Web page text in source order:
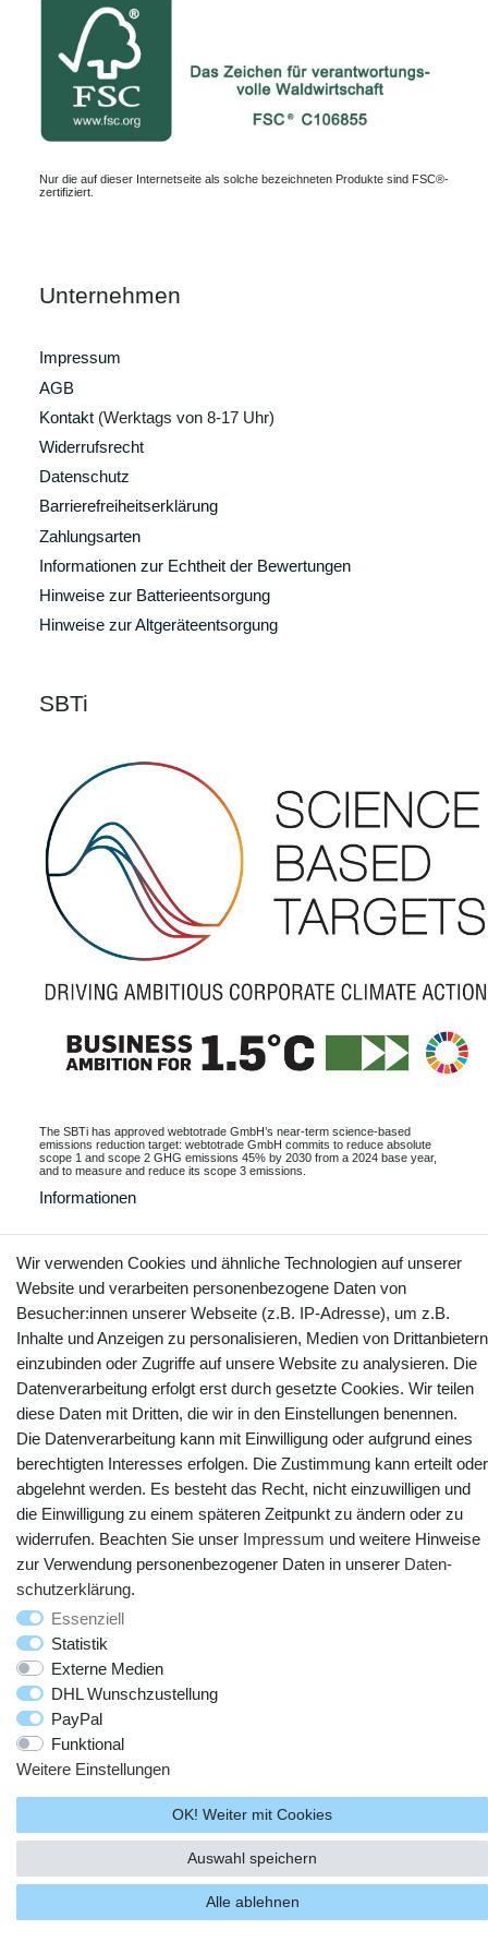
Nur die auf dieser Internetseite als solche bezeichneten Produkte sind FSC®-
zertifiziert.
Unternehmen
Impressum
AGB
Kontakt (Werktags von 8-17 Uhr)
Widerrufsrecht
Datenschutz
Barrierefreiheitserklärung
Zahlungsarten
Informationen zur Echtheit der Bewertungen
Hinweise zur Batterieentsorgung
Hinweise zur Altgeräteentsorgung
SBTi
The SBTi has approved webtotrade GmbH’s near-term science-based
emissions reduction target: webtotrade GmbH commits to reduce absolute
scope 1 and scope 2 GHG emissions 45% by 2030 from a 2024 base year,
and to measure and reduce its scope 3 emissions.
Informationen
Vertrag widerrufen Kontakt
YouTube Facebook Instagram
© Copyright 2025 webtotrade GmbH. Alle Rechte vorbehalten.
Wir verwenden Cookies und ähnliche Technologien auf unserer
Website und verarbeiten personenbezogene Daten von
Besucher:innen unserer Webseite (z.B. IP-Adresse), um z.B.
Inhalte und Anzeigen zu personalisieren, Medien von Drittanbietern
einzubinden oder Zugriffe auf unsere Website zu analysieren. Die
Datenverarbeitung erfolgt erst durch gesetzte Cookies. Wir teilen
diese Daten mit Dritten, die wir in den Einstellungen benennen.
Die Datenverarbeitung kann mit Einwilligung oder aufgrund eines
berechtigten Interesses erfolgen. Die Zustimmung kann erteilt oder
abgelehnt werden. Es besteht das Recht, nicht einzuwilligen und
die Einwilligung zu einem späteren Zeitpunkt zu ändern oder zu
widerrufen. Beachten Sie unser Impressum und weitere Hinweise
zur Verwendung personenbezogener Daten in unserer Daten­
schutz­erklärung.
Essenziell
Statistik
Externe Medien
DHL Wunschzustellung
PayPal
Funktional
Weitere Einstellungen
OK! Weiter mit Cookies
Alle ablehnen
Auswahl speichern